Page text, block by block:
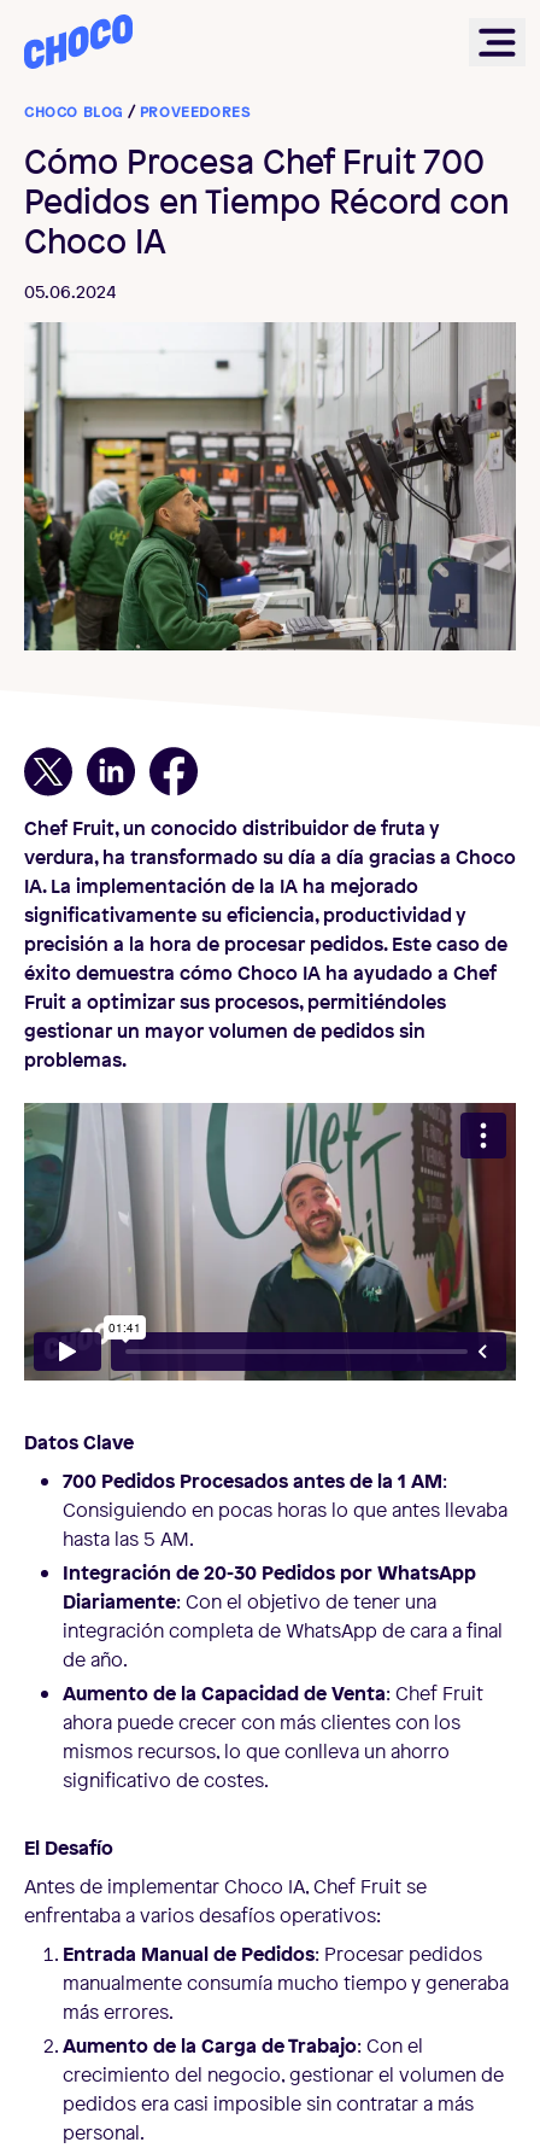
Choco
CHOCO BLOG / PROVEEDORES
Cómo Procesa Chef Fruit 700
Pedidos en Tiempo Récord con
Choco IA
05.06.2024
Chef Fruit, un conocido distribuidor de fruta y
verdura, ha transformado su día a día gracias a Choco
IA. La implementación de la IA ha mejorado
significativamente su eficiencia, productividad y
precisión a la hora de procesar pedidos. Este caso de
éxito demuestra cómo Choco IA ha ayudado a Chef
Fruit a optimizar sus procesos, permitiéndoles
gestionar un mayor volumen de pedidos sin
problemas.
Datos Clave
700 Pedidos Procesados antes de la 1 AM:
Consiguiendo en pocas horas lo que antes llevaba
hasta las 5 AM.
Integración de 20-30 Pedidos por WhatsApp
Diariamente: Con el objetivo de tener una
integración completa de WhatsApp de cara a final
de año.
Aumento de la Capacidad de Venta: Chef Fruit
ahora puede crecer con más clientes con los
mismos recursos, lo que conlleva un ahorro
significativo de costes.
El Desafío
Antes de implementar Choco IA, Chef Fruit se
enfrentaba a varios desafíos operativos:
Entrada Manual de Pedidos: Procesar pedidos
manualmente consumía mucho tiempo y generaba
más errores.
Aumento de la Carga de Trabajo: Con el
crecimiento del negocio, gestionar el volumen de
pedidos era casi imposible sin contratar a más
personal.